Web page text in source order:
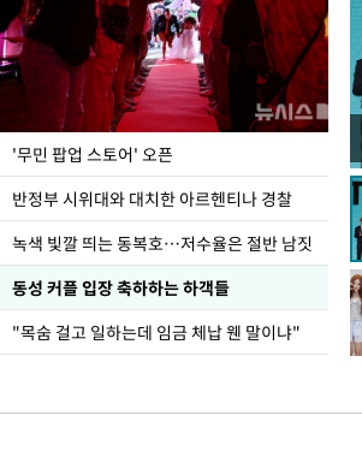
'무민 팝업 스토어' 오픈
반정부 시위대와 대치한 아르헨티나 경찰
녹색 빛깔 띄는 동복호…저수율은 절반 남짓
동성 커플 입장 축하하는 하객들
"목숨 걸고 일하는데 임금 체납 웬 말이냐"